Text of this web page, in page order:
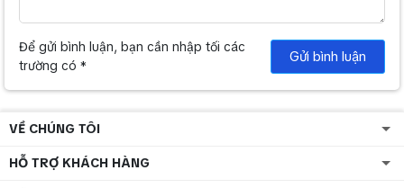
Để gửi bình luận, bạn cần nhập tối các
trường có *
Gửi bình luận
VỀ CHÚNG TÔI
HỖ TRỢ KHÁCH HÀNG